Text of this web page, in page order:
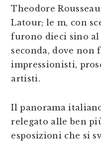
Theodore
Latour; le m, con
furono dieci sino al
seconda, dove non
impressionisti,
artisti.
Il panorama
relegato alle ben
esposizioni che si